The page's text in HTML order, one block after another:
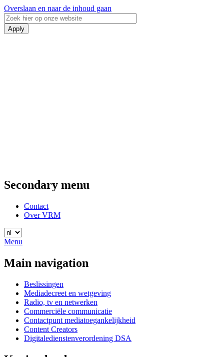
Overslaan en naar de inhoud gaan
Secondary menu
Contact
Over VRM
Menu
Main navigation
Beslissingen
Mediadecreet en wetgeving
Radio, tv en netwerken
Commerciële communicatie
Contactpunt mediatoegankelijkheid
Content Creators
Digitaledienstenverordening DSA